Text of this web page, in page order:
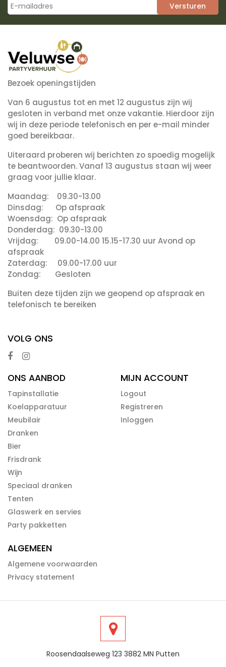
Versturen
Bezoek openingstijden
Van 6 augustus tot en met 12 augustus zijn wij
gesloten in verband met onze vakantie. Hierdoor zijn
wij in deze periode telefonisch en per e-mail minder
goed bereikbaar.
Uiteraard proberen wij berichten zo spoedig mogelijk
te beantwoorden. Vanaf 13 augustus staan wij weer
graag voor jullie klaar.
Maandag: 09.30-13.00
Dinsdag: Op afspraak
Woensdag: Op afspraak
Donderdag: 09.30-13.00
Vrijdag: 09.00-14.00 15.15-17.30 uur Avond op
afspraak
Zaterdag: 09.00-17.00 uur
Zondag: Gesloten
Buiten deze tijden zijn we geopend op afspraak en
telefonisch te bereiken
VOLG ONS
ONS AANBOD
Tapinstallatie
Koelapparatuur
Meubilair
Dranken
Bier
Frisdrank
Wijn
Speciaal dranken
Tenten
Glaswerk en servies
Party pakketten
MIJN ACCOUNT
Logout
Registreren
Inloggen
ALGEMEEN
Algemene voorwaarden
Privacy statement
Roosendaalseweg 123 3882 MN Putten